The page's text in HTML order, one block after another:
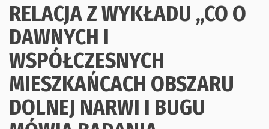
RELACJA Z WYKŁADU „CO O
DAWNYCH I
WSPÓŁCZESNYCH
MIESZKAŃCACH OBSZARU
DOLNEJ NARWI I BUGU